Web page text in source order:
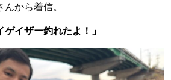
から着信。
ゲイザー釣れたよ！」